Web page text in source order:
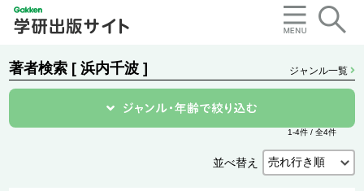
著者検索 [ 浜内千波 ] ジャンル一覧
1-4件 / 全4件
並べ替え